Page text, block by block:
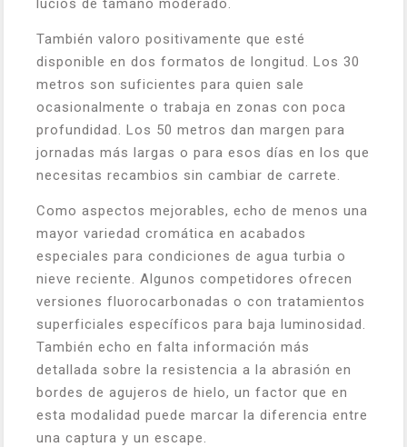
lucios de tamaño moderado.
También valoro positivamente que esté
disponible en dos formatos de longitud. Los 30
metros son suficientes para quien sale
ocasionalmente o trabaja en zonas con poca
profundidad. Los 50 metros dan margen para
jornadas más largas o para esos días en los que
necesitas recambios sin cambiar de carrete.
Como aspectos mejorables, echo de menos una
mayor variedad cromática en acabados
especiales para condiciones de agua turbia o
nieve reciente. Algunos competidores ofrecen
versiones fluorocarbonadas o con tratamientos
superficiales específicos para baja luminosidad.
También echo en falta información más
detallada sobre la resistencia a la abrasión en
bordes de agujeros de hielo, un factor que en
esta modalidad puede marcar la diferencia entre
una captura y un escape.